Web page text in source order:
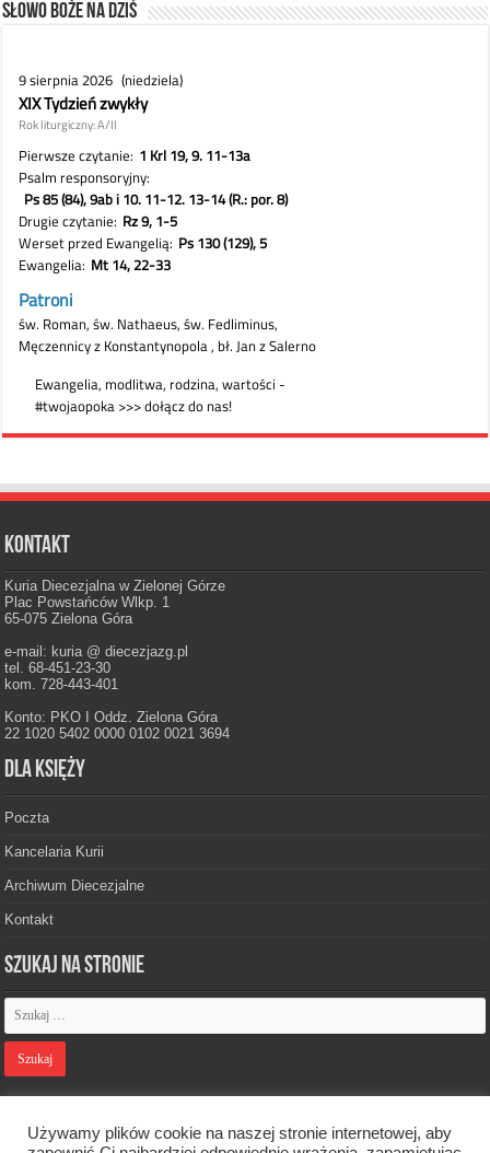
Słowo Boże na dziś
Kontakt
Kuria Diecezjalna w Zielonej Górze
Plac Powstańców Wlkp. 1
65-075 Zielona Góra
e-mail: kuria @ diecezjazg.pl
tel. 68-451-23-30
kom. 728-443-401
Konto: PKO I Oddz. Zielona Góra
22 1020 5402 0000 0102 0021 3694
Dla księży
Poczta
Kancelaria Kurii
Archiwum Diecezjalne
Kontakt
Szukaj na stronie
Używamy plików cookie na naszej stronie internetowej, aby